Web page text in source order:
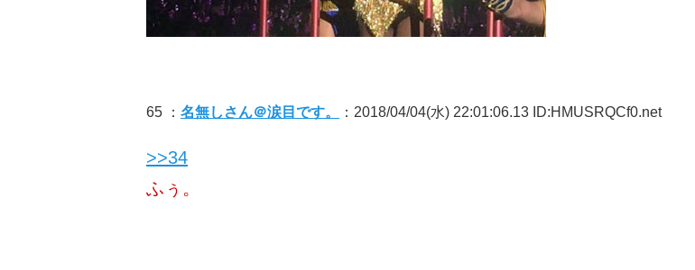
65 ： 名無しさん＠涙目です。 ：2018/04/04(水) 22:01:06.13 ID:HMUSRQCf0.net
>>34
ふぅ。